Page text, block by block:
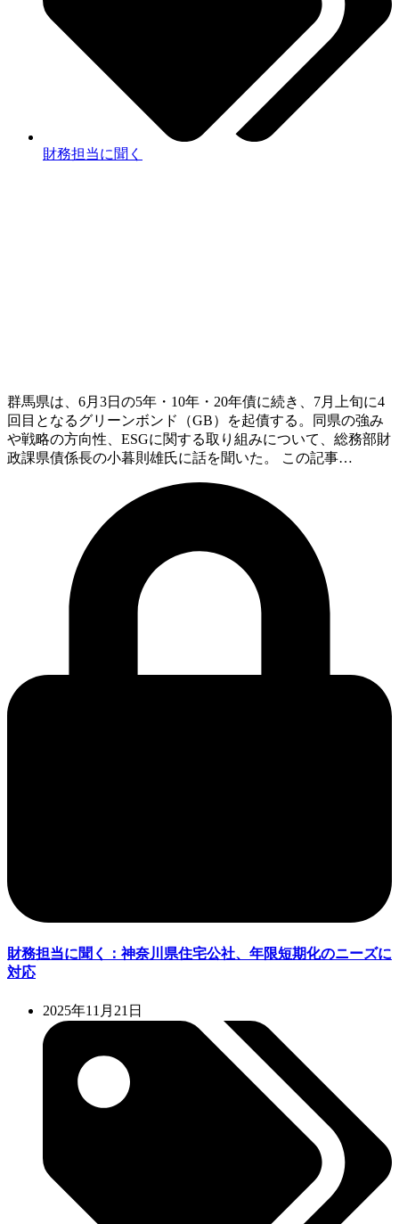
財務担当に聞く
群馬県は、6月3日の5年・10年・20年債に続き、7月上旬に4
回目となるグリーンボンド（GB）を起債する。同県の強み
や戦略の方向性、ESGに関する取り組みについて、総務部財
政課県債係長の小暮則雄氏に話を聞いた。 この記事…
財務担当に聞く：神奈川県住宅公社、年限短期化のニーズに
対応
2025年11月21日